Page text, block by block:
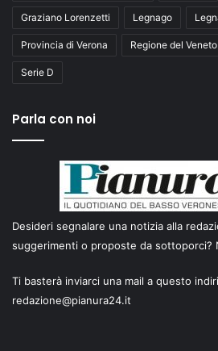
Graziano Lorenzetti Legnago
Provincia di Verona Regione del Veneto
Serie D
Parla con noi
Desideri segnalare una notizia alla
suggerimenti o proposte da sottoporci?
Ti basterà inviarci una mail a questo
redazione@pianura24.it